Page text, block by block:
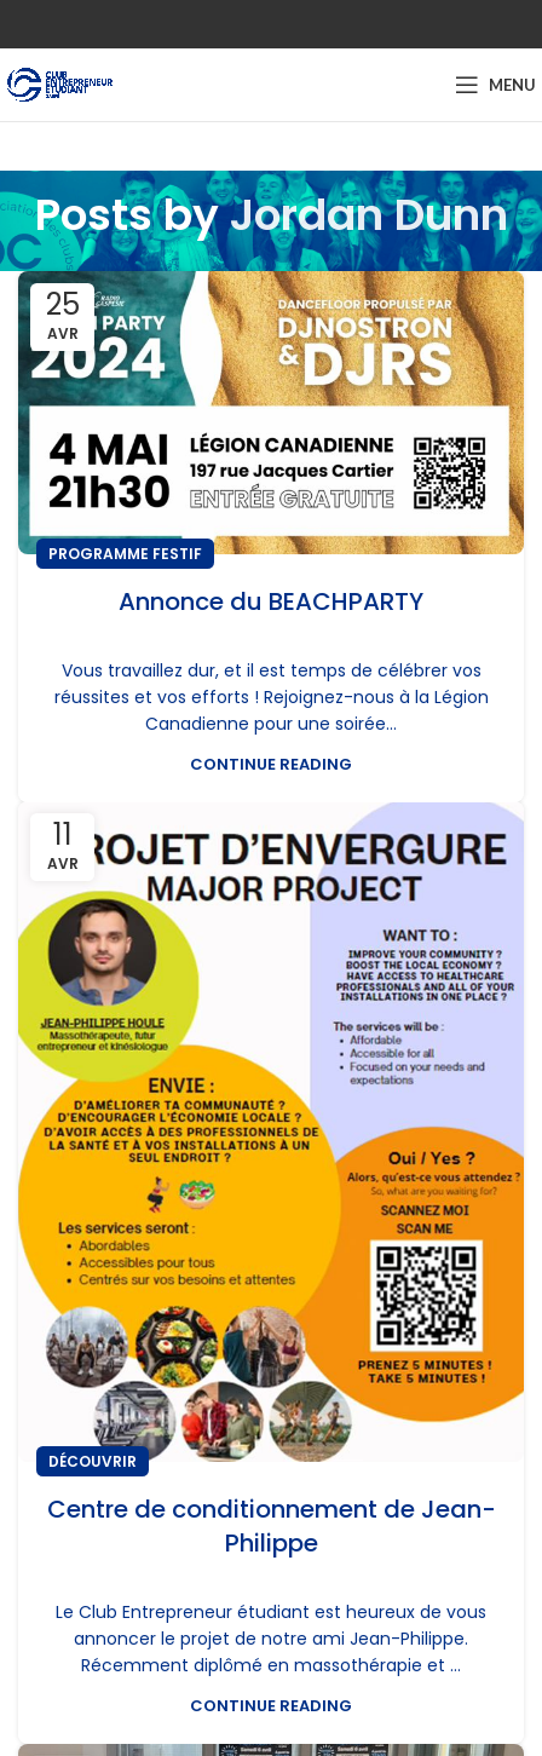
MENU
Posts byJordan Dunn
25
AVR
PROGRAMME FESTIF
Annonce du BEACHPARTY
Vous travaillez dur, et il est temps de célébrer vos
réussites et vos efforts ! Rejoignez-nous à la Légion
Canadienne pour une soirée...
CONTINUE READING
11
AVR
DÉCOUVRIR
Centre de conditionnement de Jean-
Philippe
Le Club Entrepreneur étudiant est heureux de vous
annoncer le projet de notre ami Jean-Philippe.
Récemment diplômé en massothérapie et ...
CONTINUE READING